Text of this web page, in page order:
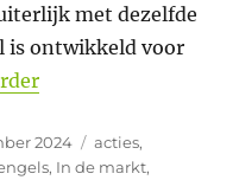
met dezelfde
is ontwikkeld voor
“Nieuw binnen bij
2024 Categorieën
acties,
, In de markt,